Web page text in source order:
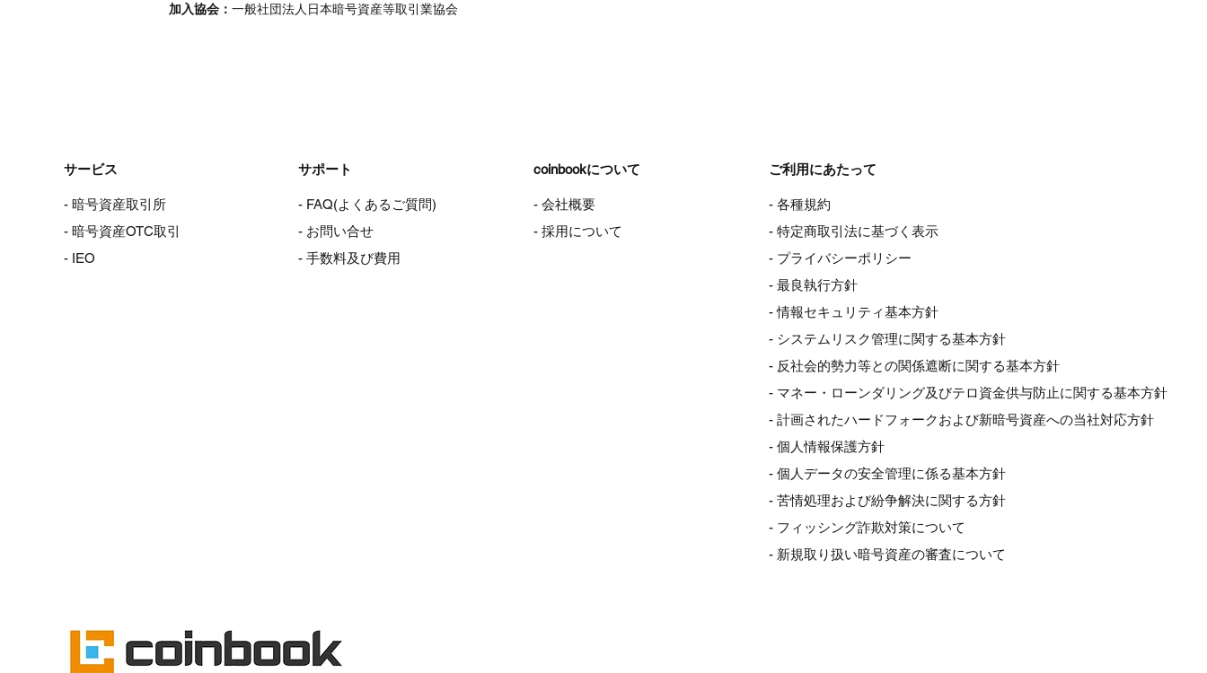
加入協会： 一般社団法人日本暗号資産等取引業協会
coinbookについて
- 会社概要
- 採用について
サポート
- FAQ(よくあるご質問)
- お問い合せ
- 手数料及び費用
サービス
- 暗号資産取引所
- 暗号資産OTC取引
- IEO
ご利用にあたって
- 各種規約
- 特定商取引法に基づく表示
- プライバシーポリシー
- 最良執行方針
- 情報セキュリティ基本方針
- システムリスク管理に関する基本方針
- 反社会的勢力等との関係遮断に関する基本方針
- マネー・ローンダリング及びテロ資金供与防止に関する基本方針
- 計画されたハードフォークおよび新暗号資産への当社対応方針
- 個人情報保護方針
- 個人データの安全管理に係る基本方針
- 苦情処理および紛争解決に関する方針
- フィッシング詐欺対策について
- 新規取り扱い暗号資産の審査について